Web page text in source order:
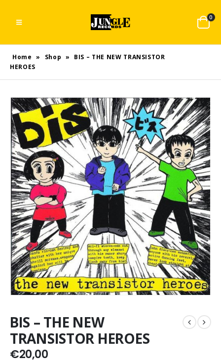
0
Home » Shop »
BIS – THE NEW TRANSISTOR
HEROES
BIS – THE NEW
TRANSISTOR HEROES
€20,00